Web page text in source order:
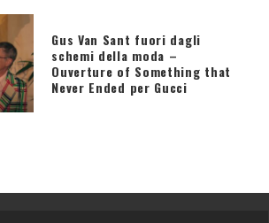
Gus Van Sant fuori dagli
schemi della moda –
Ouverture of Something that
Never Ended per Gucci